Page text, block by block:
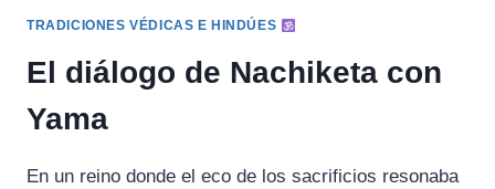
TRADICIONES VÉDICAS E HINDÚES
El diálogo de Nachiketa con
Yama
En un reino donde el eco de los sacrificios resonaba